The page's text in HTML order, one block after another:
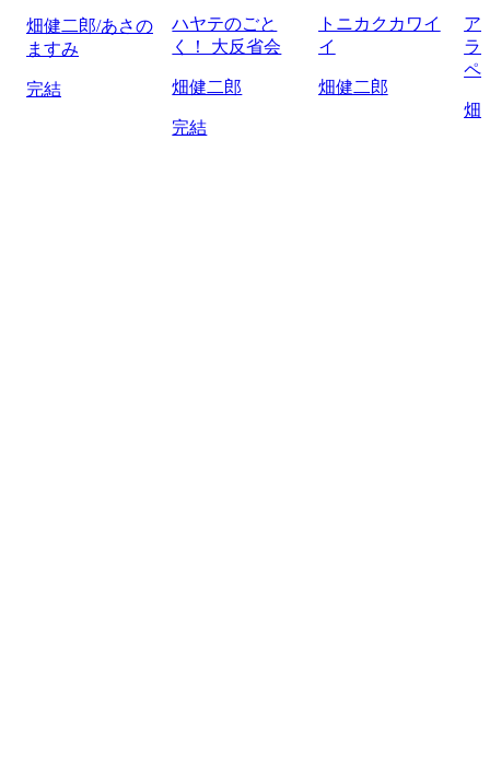
畑健二郎/あさの
ますみ
完結
ハヤテのごと
く！ 大反省会
畑健二郎
完結
トニカクカワイ
イ
畑健二郎
ア
ラ
ペ
畑